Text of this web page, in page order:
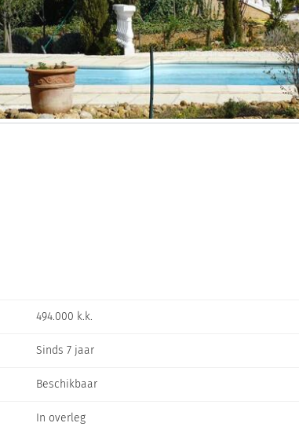
494.000 k.k.
Sinds 7 jaar
Beschikbaar
In overleg